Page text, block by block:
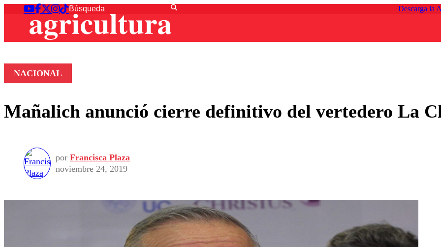
Descarga la
NACIONAL
Mañalich anunció cierre definitivo del vertedero La
por Francisca Plaza
noviembre 24, 2019